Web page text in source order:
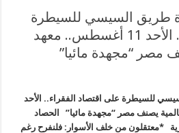
طريق السيسي للسيطرة
على اقتصاد الفقراء.. الأحد 11 أغسطس.. معهد
مصر “مجهدة مائيا”
للسيطرة على اقتصاد الفقراء.. الأحد
يصنف مصر “مجهدة مائيا” الحصاد
*معتقلون من خلف الأسوار: فلنفرح رغم